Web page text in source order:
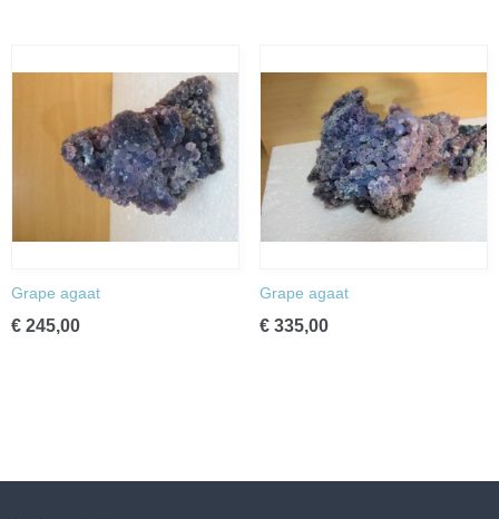
Grape agaat
€ 245,00
Grape agaat
€ 335,00